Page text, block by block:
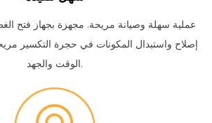
عملية سهلة وصيانة مريحة. مجهزة بجهاز فتح
إصلاح واستبدال المكونات في حجرة التكسير
الوقت والجهد.